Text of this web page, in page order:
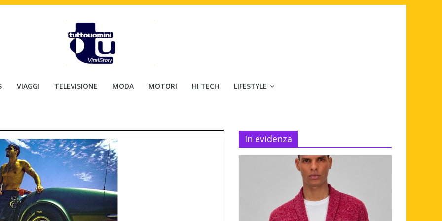
VIAGGI TELEVISIONE MODA MOTORI HI TECH LIFESTYLE
In evidenza